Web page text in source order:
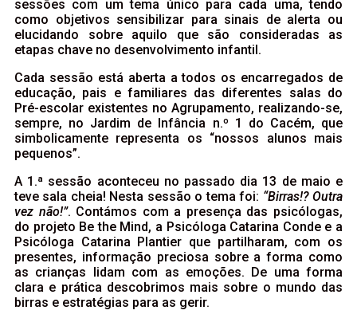
sessões com um tema único para cada uma, tendo
como objetivos sensibilizar para sinais de alerta ou
elucidando sobre aquilo que são consideradas as
etapas chave no desenvolvimento infantil.
Cada sessão está aberta a todos os encarregados de
educação, pais e familiares das diferentes salas do
Pré-escolar existentes no Agrupamento, realizando-se,
sempre, no Jardim de Infância n.º 1 do Cacém, que
simbolicamente representa os “nossos alunos mais
pequenos”.
A 1.ª sessão aconteceu no passado dia 13 de maio e
teve sala cheia! Nesta sessão o tema foi: “Birras!? Outra
vez não!”. Contámos com a presença das psicólogas,
do projeto Be the Mind, a Psicóloga Catarina Conde e a
Psicóloga Catarina Plantier que partilharam, com os
presentes, informação preciosa sobre a forma como
as crianças lidam com as emoções. De uma forma
clara e prática descobrimos mais sobre o mundo das
birras e estratégias para as gerir.